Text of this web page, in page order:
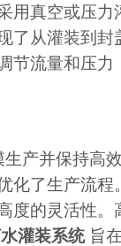
用真空或压力
了从灌装到封
节流量和压力
产并保持高
化了生产流程
度的灵活性。
灌装系统旨